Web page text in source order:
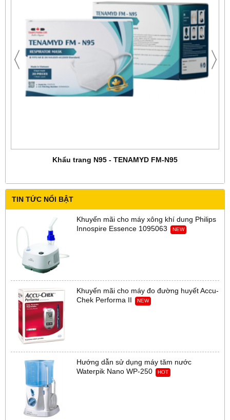
Khẩu trang N95 - TENAMYD FM-N95
TIN TỨC NỔI BẬT
Khuyến mãi cho máy xông khí dung Philips
Innospire Essence 1095063
NEW
Khuyến mãi cho máy đo đường huyết Accu-
Chek Performa II
NEW
Hướng dẫn sử dụng máy tăm nước
Waterpik Nano WP-250
HOT